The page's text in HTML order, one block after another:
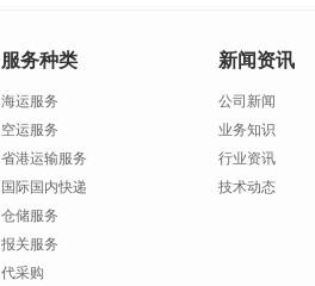
服务种类 新闻资讯
海运服务
空运服务
省港运输服务
国际国内快递
仓储服务
报关服务
代采购
公司新闻
业务知识
行业资讯
技术动态